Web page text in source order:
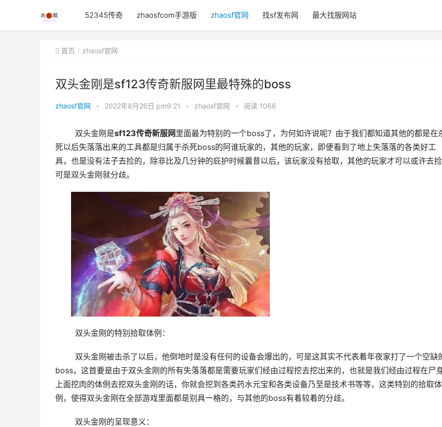
52345传奇 zhaosfcom手游版 zhaosf官网 找sf发布网 最大找服网站
首页 zhaosf官网
双头金刚是sf123传奇新服网里最特殊的boss
zhaosf官网 • 2022年8月26日 pm9:21 • zhaosf官网 • 阅读 1066
	双头金刚是
sf123传奇新服网 里面最为特别的一个boss了，为何如许说呢？由于我们都知道其他的都是在
死以后失落落出来的工具都是归属于杀死boss的阿谁玩家的，其他的玩家，即便看到了地上失落落的各类好工
具，也是没有法子去捡的，除非比及几分钟的庇护时候曩昔以后，该玩家没有拾取，其他的玩家才可以或许去
可是双头金刚就分歧。
	双头金刚的特别拾取体例：
boss，这首要是由于双头金刚的所有失落落都是需要玩家们经由过程挖去挖出来的，也就是我们经由过程在尸
上面挖肉的体例去挖双头金刚的话，你就会挖到各类药水元宝和各类设备乃至是技术书等等，这类特别的拾取体
例，使得双头金刚在全部游戏里面都是别具一格的，与其他的boss有着较着的分歧。
	双头金刚的呈现意义：